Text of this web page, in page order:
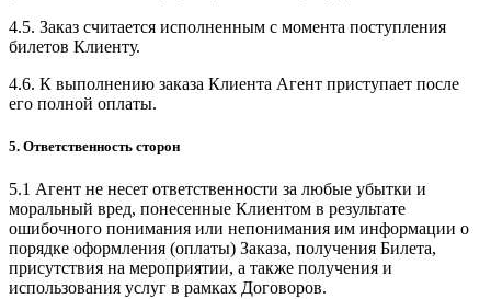
4.5. Заказ считается исполненным с момента поступления
билетов Клиенту.
4.6. К выполнению заказа Клиента Агент приступает после
его полной оплаты.
5. Ответственность сторон
5.1 Агент не несет ответственности за любые убытки и
моральный вред, понесенные Клиентом в результате
ошибочного понимания или непонимания им информации о
порядке оформления (оплаты) Заказа, получения Билета,
присутствия на мероприятии, а также получения и
использования услуг в рамках Договоров.